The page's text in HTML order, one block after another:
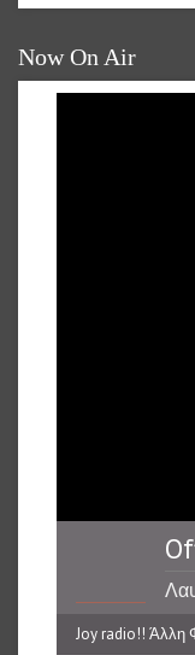
Now On Air
Joy radio!! Άλλη